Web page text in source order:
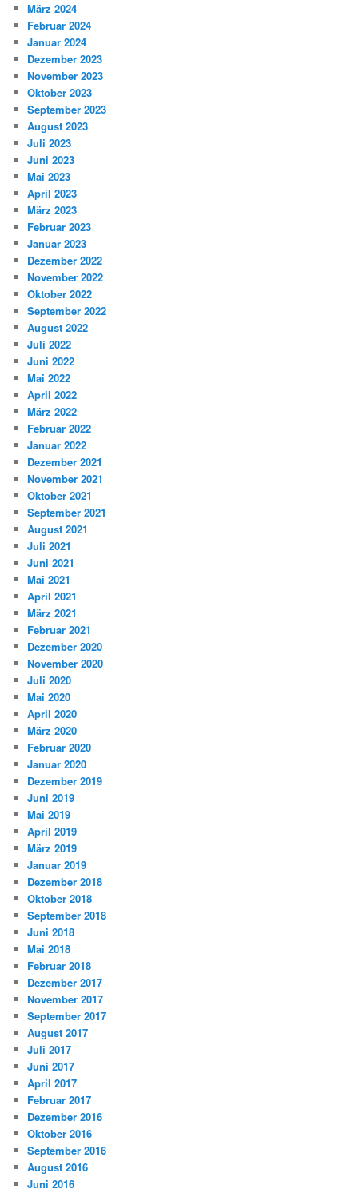
März 2024
Februar 2024
Januar 2024
Dezember 2023
November 2023
Oktober 2023
September 2023
August 2023
Juli 2023
Juni 2023
Mai 2023
April 2023
März 2023
Februar 2023
Januar 2023
Dezember 2022
November 2022
Oktober 2022
September 2022
August 2022
Juli 2022
Juni 2022
Mai 2022
April 2022
März 2022
Februar 2022
Januar 2022
Dezember 2021
November 2021
Oktober 2021
September 2021
August 2021
Juli 2021
Juni 2021
Mai 2021
April 2021
März 2021
Februar 2021
Dezember 2020
November 2020
Juli 2020
Mai 2020
April 2020
März 2020
Februar 2020
Januar 2020
Dezember 2019
Juni 2019
Mai 2019
April 2019
März 2019
Januar 2019
Dezember 2018
Oktober 2018
September 2018
Juni 2018
Mai 2018
Februar 2018
Dezember 2017
November 2017
September 2017
August 2017
Juli 2017
Juni 2017
April 2017
Februar 2017
Dezember 2016
Oktober 2016
September 2016
August 2016
Juni 2016